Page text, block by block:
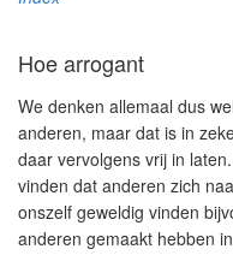
Hoe arrogant
We denken allemaal dus
anderen, maar dat is in
daar vervolgens vrij in
vinden dat anderen zich
onszelf geweldig vinden
anderen gemaakt hebben